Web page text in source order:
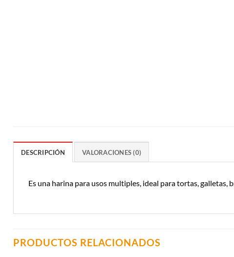
DESCRIPCIÓN VALORACIONES (0)
Es una harina para usos multiples, ideal para tortas,
PRODUCTOS RELACIONADOS